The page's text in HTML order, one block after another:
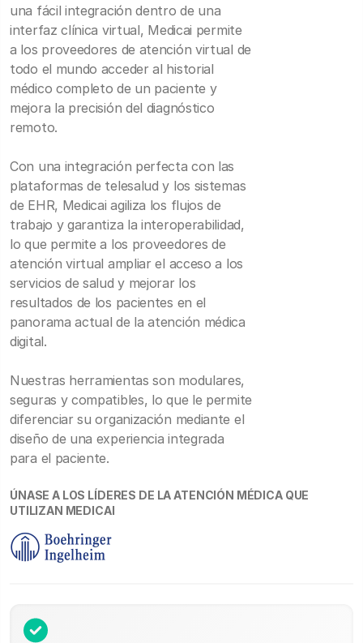
una fácil integración dentro de una
interfaz clínica virtual, Medicai permite
a los proveedores de atención virtual de
todo el mundo acceder al historial
médico completo de un paciente y
mejora la precisión del diagnóstico
remoto.
Con una integración perfecta con las
plataformas de telesalud y los sistemas
de EHR, Medicai agiliza los flujos de
trabajo y garantiza la interoperabilidad,
lo que permite a los proveedores de
atención virtual ampliar el acceso a los
servicios de salud y mejorar los
resultados de los pacientes en el
panorama actual de la atención médica
digital.
Nuestras herramientas son modulares,
seguras y compatibles, lo que le permite
diferenciar su organización mediante el
diseño de una experiencia integrada
para el paciente.
ÚNASE A LOS LÍDERES DE LA ATENCIÓN MÉDICA QUE
UTILIZAN MEDICAI